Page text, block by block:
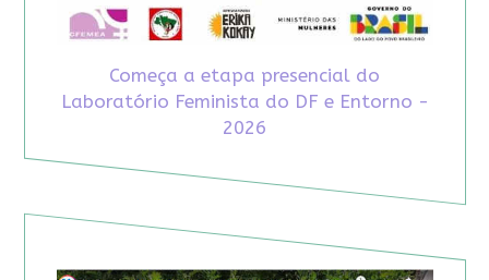
Começa a etapa presencial do
Laboratório Feminista do DF e Entorno -
2026